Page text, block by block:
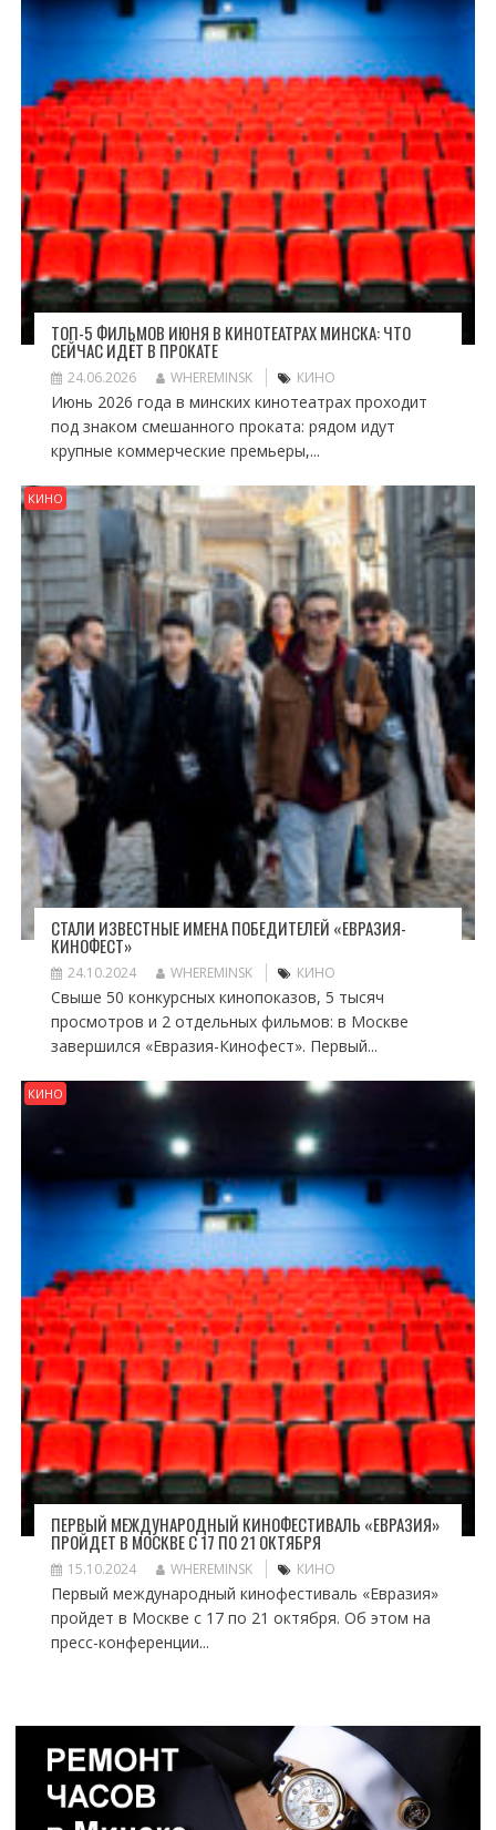
ТОП-5 ФИЛЬМОВ ИЮНЯ В КИНОТЕАТРАХ МИНСКА: ЧТО
СЕЙЧАС ИДЁТ В ПРОКАТЕ
24.06.2026 WHEREMINSK КИНО
Июнь 2026 года в минских кинотеатрах проходит
под знаком смешанного проката: рядом идут
крупные коммерческие премьеры,...
КИНО
СТАЛИ ИЗВЕСТНЫЕ ИМЕНА ПОБЕДИТЕЛЕЙ «ЕВРАЗИЯ-
КИНОФЕСТ»
24.10.2024 WHEREMINSK КИНО
Свыше 50 конкурсных кинопоказов, 5 тысяч
просмотров и 2 отдельных фильмов: в Москве
завершился «Евразия-Кинофест». Первый...
КИНО
ПЕРВЫЙ МЕЖДУНАРОДНЫЙ КИНОФЕСТИВАЛЬ «ЕВРАЗИЯ»
ПРОЙДЕТ В МОСКВЕ С 17 ПО 21 ОКТЯБРЯ
15.10.2024 WHEREMINSK КИНО
Первый международный кинофестиваль «Евразия»
пройдет в Москве с 17 по 21 октября. Об этом на
пресс-конференции...